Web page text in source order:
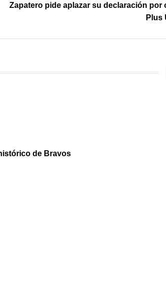
Zapatero pide aplazar su declaración por
Plus
de Bravos